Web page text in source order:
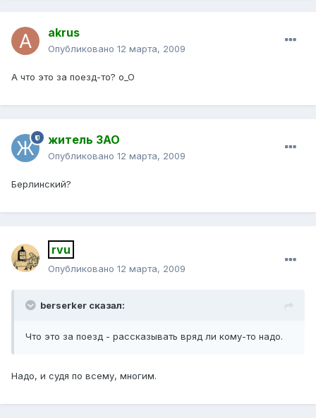
akrus
Опубликовано 12 марта, 2009
А что это за поезд-то? o_O
житель ЗАО
Опубликовано 12 марта, 2009
Берлинский?
rvu
Опубликовано 12 марта, 2009
berserker сказал:
Что это за поезд - рассказывать вряд ли кому-то надо.
Надо, и судя по всему, многим.